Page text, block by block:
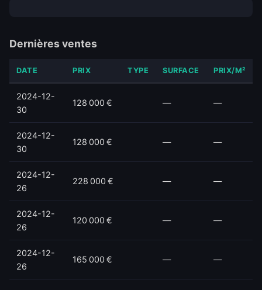
Dernières ventes
DATE PRIX TYPE SURFACE PRIX/M²
2024-12-
30
128 000 € — —
2024-12-
30
128 000 € — —
2024-12-
26
228 000 € — —
2024-12-
26
120 000 € — —
2024-12-
26
165 000 € — —